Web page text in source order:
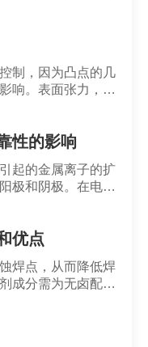
制，因为凸点的几
响。表面张力，锡
性的影响
起的金属离子的扩
极和阴极。在电流
并导致空隙、裂
优点
焊点，从而降低焊
成分需为无卤配
普及，无铅锡膏